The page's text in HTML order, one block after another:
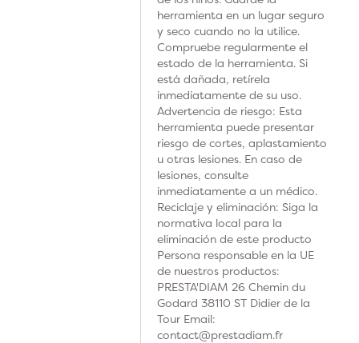
herramienta en un lugar seguro
y seco cuando no la utilice.
Compruebe regularmente el
estado de la herramienta. Si
está dañada, retírela
inmediatamente de su uso.
Advertencia de riesgo: Esta
herramienta puede presentar
riesgo de cortes, aplastamiento
u otras lesiones. En caso de
lesiones, consulte
inmediatamente a un médico.
Reciclaje y eliminación: Siga la
normativa local para la
eliminación de este producto
Persona responsable en la UE
de nuestros productos:
PRESTA'DIAM 26 Chemin du
Godard 38110 ST Didier de la
Tour Email:
contact@prestadiam.fr